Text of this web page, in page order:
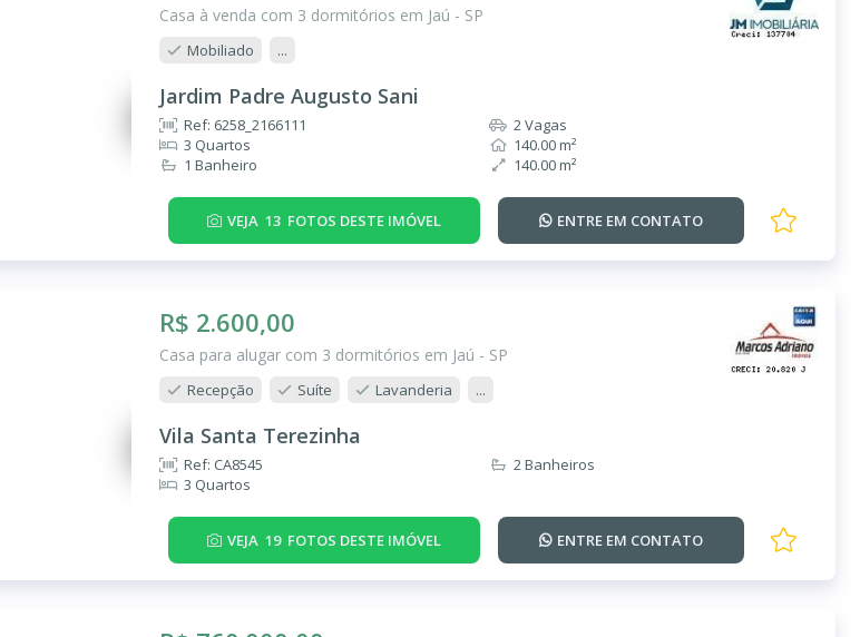
Casa à venda com 3 dormitórios em Jaú - SP
Mobiliado ...
Jardim Padre Augusto Sani
Ref: 6258_2166111
3 Quartos
1 Banheiro
2 Vagas
140.00 m²
140.00 m²
VEJA 13 FOTOS DESTE IMÓVEL ENTRE EM CONTATO
R$ 2.600,00
Casa para alugar com 3 dormitórios em Jaú - SP
Recepção Suíte Lavanderia ...
Vila Santa Terezinha
Ref: CA8545
3 Quartos
2 Banheiros
VEJA 19 FOTOS DESTE IMÓVEL ENTRE EM CONTATO